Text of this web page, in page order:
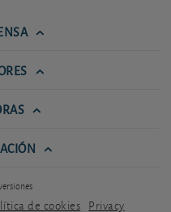
de cookies Privacy